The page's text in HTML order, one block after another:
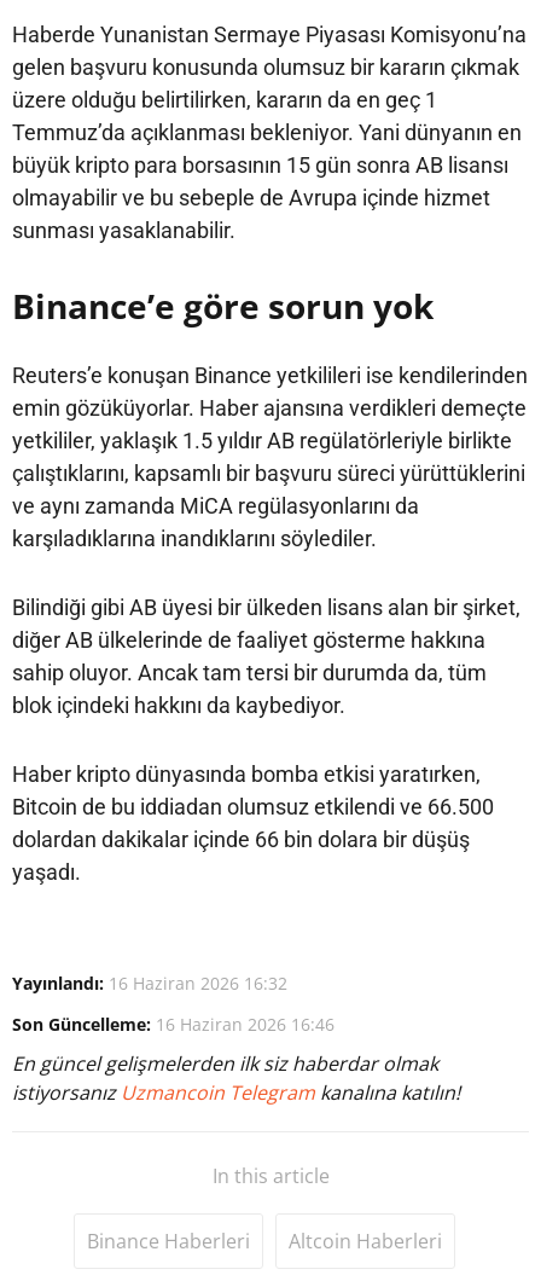
Haberde Yunanistan Sermaye Piyasası Komisyonu’na
gelen başvuru konusunda olumsuz bir kararın çıkmak
üzere olduğu belirtilirken, kararın da en geç 1
Temmuz’da açıklanması bekleniyor. Yani dünyanın en
büyük kripto para borsasının 15 gün sonra AB lisansı
olmayabilir ve bu sebeple de Avrupa içinde hizmet
sunması yasaklanabilir.
Binance’e göre sorun yok
Reuters’e konuşan Binance yetkilileri ise kendilerinden
emin gözüküyorlar. Haber ajansına verdikleri demeçte
yetkililer, yaklaşık 1.5 yıldır AB regülatörleriyle birlikte
çalıştıklarını, kapsamlı bir başvuru süreci yürüttüklerini
ve aynı zamanda MiCA regülasyonlarını da
karşıladıklarına inandıklarını söylediler.
Bilindiği gibi AB üyesi bir ülkeden lisans alan bir şirket,
diğer AB ülkelerinde de faaliyet gösterme hakkına
sahip oluyor. Ancak tam tersi bir durumda da, tüm
blok içindeki hakkını da kaybediyor.
Haber kripto dünyasında bomba etkisi yaratırken,
Bitcoin de bu iddiadan olumsuz etkilendi ve 66.500
dolardan dakikalar içinde 66 bin dolara bir düşüş
yaşadı.
Yayınlandı: 16 Haziran 2026 16:32
Son Güncelleme: 16 Haziran 2026 16:46
En güncel gelişmelerden ilk siz haberdar olmak
istiyorsanız Uzmancoin Telegram kanalına katılın!
In this article
Binance Haberleri Altcoin Haberleri